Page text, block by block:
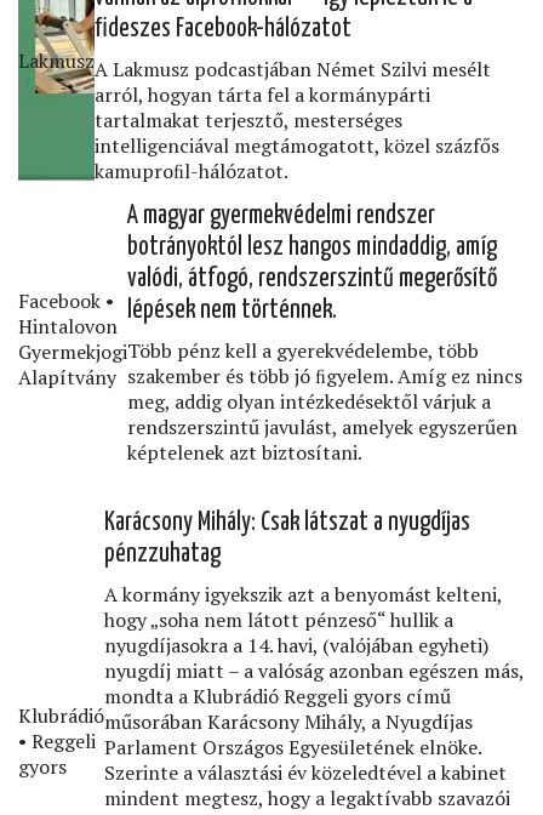
Lakmusz
ﬁdeszes Facebook-hálózatot
A Lakmusz podcastjában Német Szilvi mesélt
arról, hogyan tárta fel a kormánypárti
tartalmakat terjesztő, mesterséges
intelligenciával megtámogatott, közel százfős
kamuproﬁl-hálózatot.
Facebook •
Hintalovon
Gyermekjogi
Alapítvány
A magyar gyermekvédelmi rendszer
botrányoktól lesz hangos mindaddig, amíg
valódi, átfogó, rendszerszintű megerősítő
lépések nem történnek.
Több pénz kell a gyerekvédelembe, több
szakember és több jó ﬁgyelem. Amíg ez nincs
meg, addig olyan intézkedésektől várjuk a
rendszerszintű javulást, amelyek egyszerűen
képtelenek azt biztosítani.
Klubrádió
• Reggeli
gyors
Karácsony Mihály: Csak látszat a nyugdíjas
pénzzuhatag
A kormány igyekszik azt a benyomást kelteni,
hogy „soha nem látott pénzeső“ hullik a
nyugdíjasokra a 14. havi, (valójában egyheti)
nyugdíj miatt – a valóság azonban egészen más,
mondta a Klubrádió Reggeli gyors című
műsorában Karácsony Mihály, a Nyugdíjas
Parlament Országos Egyesületének elnöke.
Szerinte a választási év közeledtével a kabinet
mindent megtesz, hogy a legaktívabb szavazói